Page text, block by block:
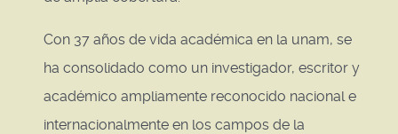
Con 37 años de vida académica en la unam, se
ha consolidado como un investigador, escritor y
académico ampliamente reconocido nacional e
internacionalmente en los campos de la